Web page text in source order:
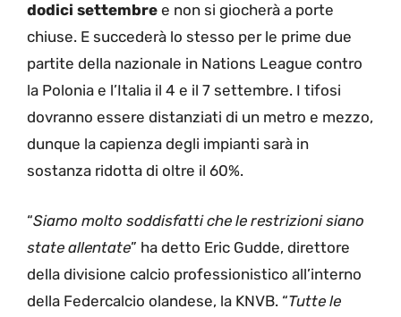
dodici settembre e non si giocherà a porte
chiuse. E succederà lo stesso per le prime due
partite della nazionale in Nations League contro
la Polonia e l’Italia il 4 e il 7 settembre. I tifosi
dovranno essere distanziati di un metro e mezzo,
dunque la capienza degli impianti sarà in
sostanza ridotta di oltre il 60%.
“Siamo molto soddisfatti che le restrizioni siano
state allentate” ha detto Eric Gudde, direttore
della divisione calcio professionistico all’interno
della Federcalcio olandese, la KNVB. “Tutte le